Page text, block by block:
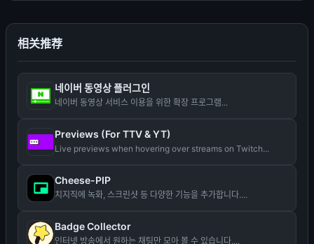
相关推荐
네이버 동영상 플러그인
네이버 동영상 서비스 이용을 위한 확장 프로그램...
Previews (For TTV & YT)
Live previews when hovering over streams on Twitch...
Cheese-PIP
치지직에 녹화, 스크린샷 등 다양한 기능을 추가합니다....
Badge Collector
인터넷 방송에서 원하는 채팅만 모아 볼 수 있습니다....